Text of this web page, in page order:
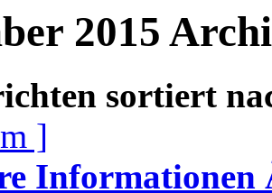
2015
sortiert
]
Informationen